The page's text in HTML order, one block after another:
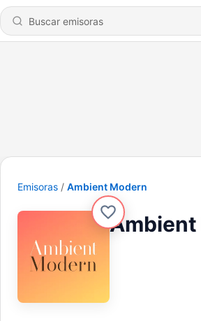
Emisoras Ambient Modern
Ambient